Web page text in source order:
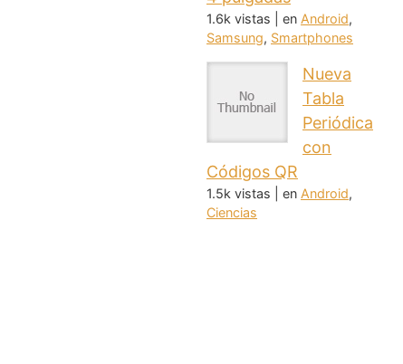
1.6k vistas en Android,
Samsung, Smartphones
Nueva
Tabla
Periódica
con
Códigos QR
1.5k vistas en Android,
Ciencias